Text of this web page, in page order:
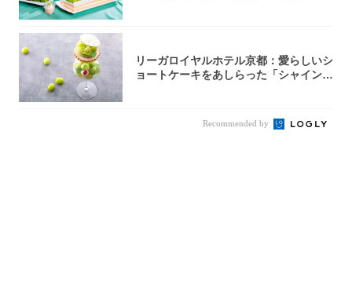
リーガロイヤルホテル京都：愛らしいシ
ョートケーキをあしらった「シャインマ
Recommended by